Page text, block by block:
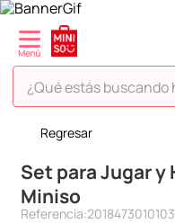
¿Qué estás buscando
Regresar
Set para Jugar y
Miniso
Referencia:2018473010103
TÉRMINOS MÁS
1.
peluche
2.
hello kitty